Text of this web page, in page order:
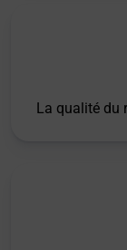
La qualité du